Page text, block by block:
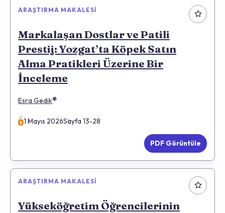
ARAŞTIRMA MAKALESI
Markalaşan Dostlar ve Patili
Prestij: Yozgat’ta Köpek Satın
Alma Pratikleri Üzerine Bir
İnceleme
Esra Gedik*
1 Mayıs 2026Sayfa 13-28
PDF Görüntüle
ARAŞTIRMA MAKALESI
Yükseköğretim Öğrencilerinin